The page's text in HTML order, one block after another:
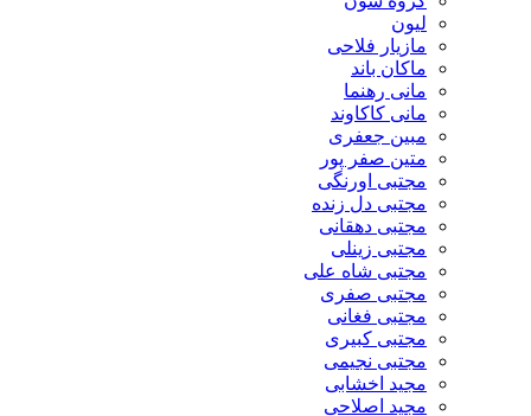
لیون
مازیار فلاحی
ماکان باند
مانی رهنما
مانی کاکاوند
مبین جعفری
متین صفر پور
مجتبی اورنگی
مجتبی دل زنده
مجتبی دهقانی
مجتبی زینلی
مجتبی شاه علی
مجتبی صفری
مجتبی فغانی
مجتبی کبیری
مجتبی نجیمی
مجید اخشابی
مجید اصلاحی